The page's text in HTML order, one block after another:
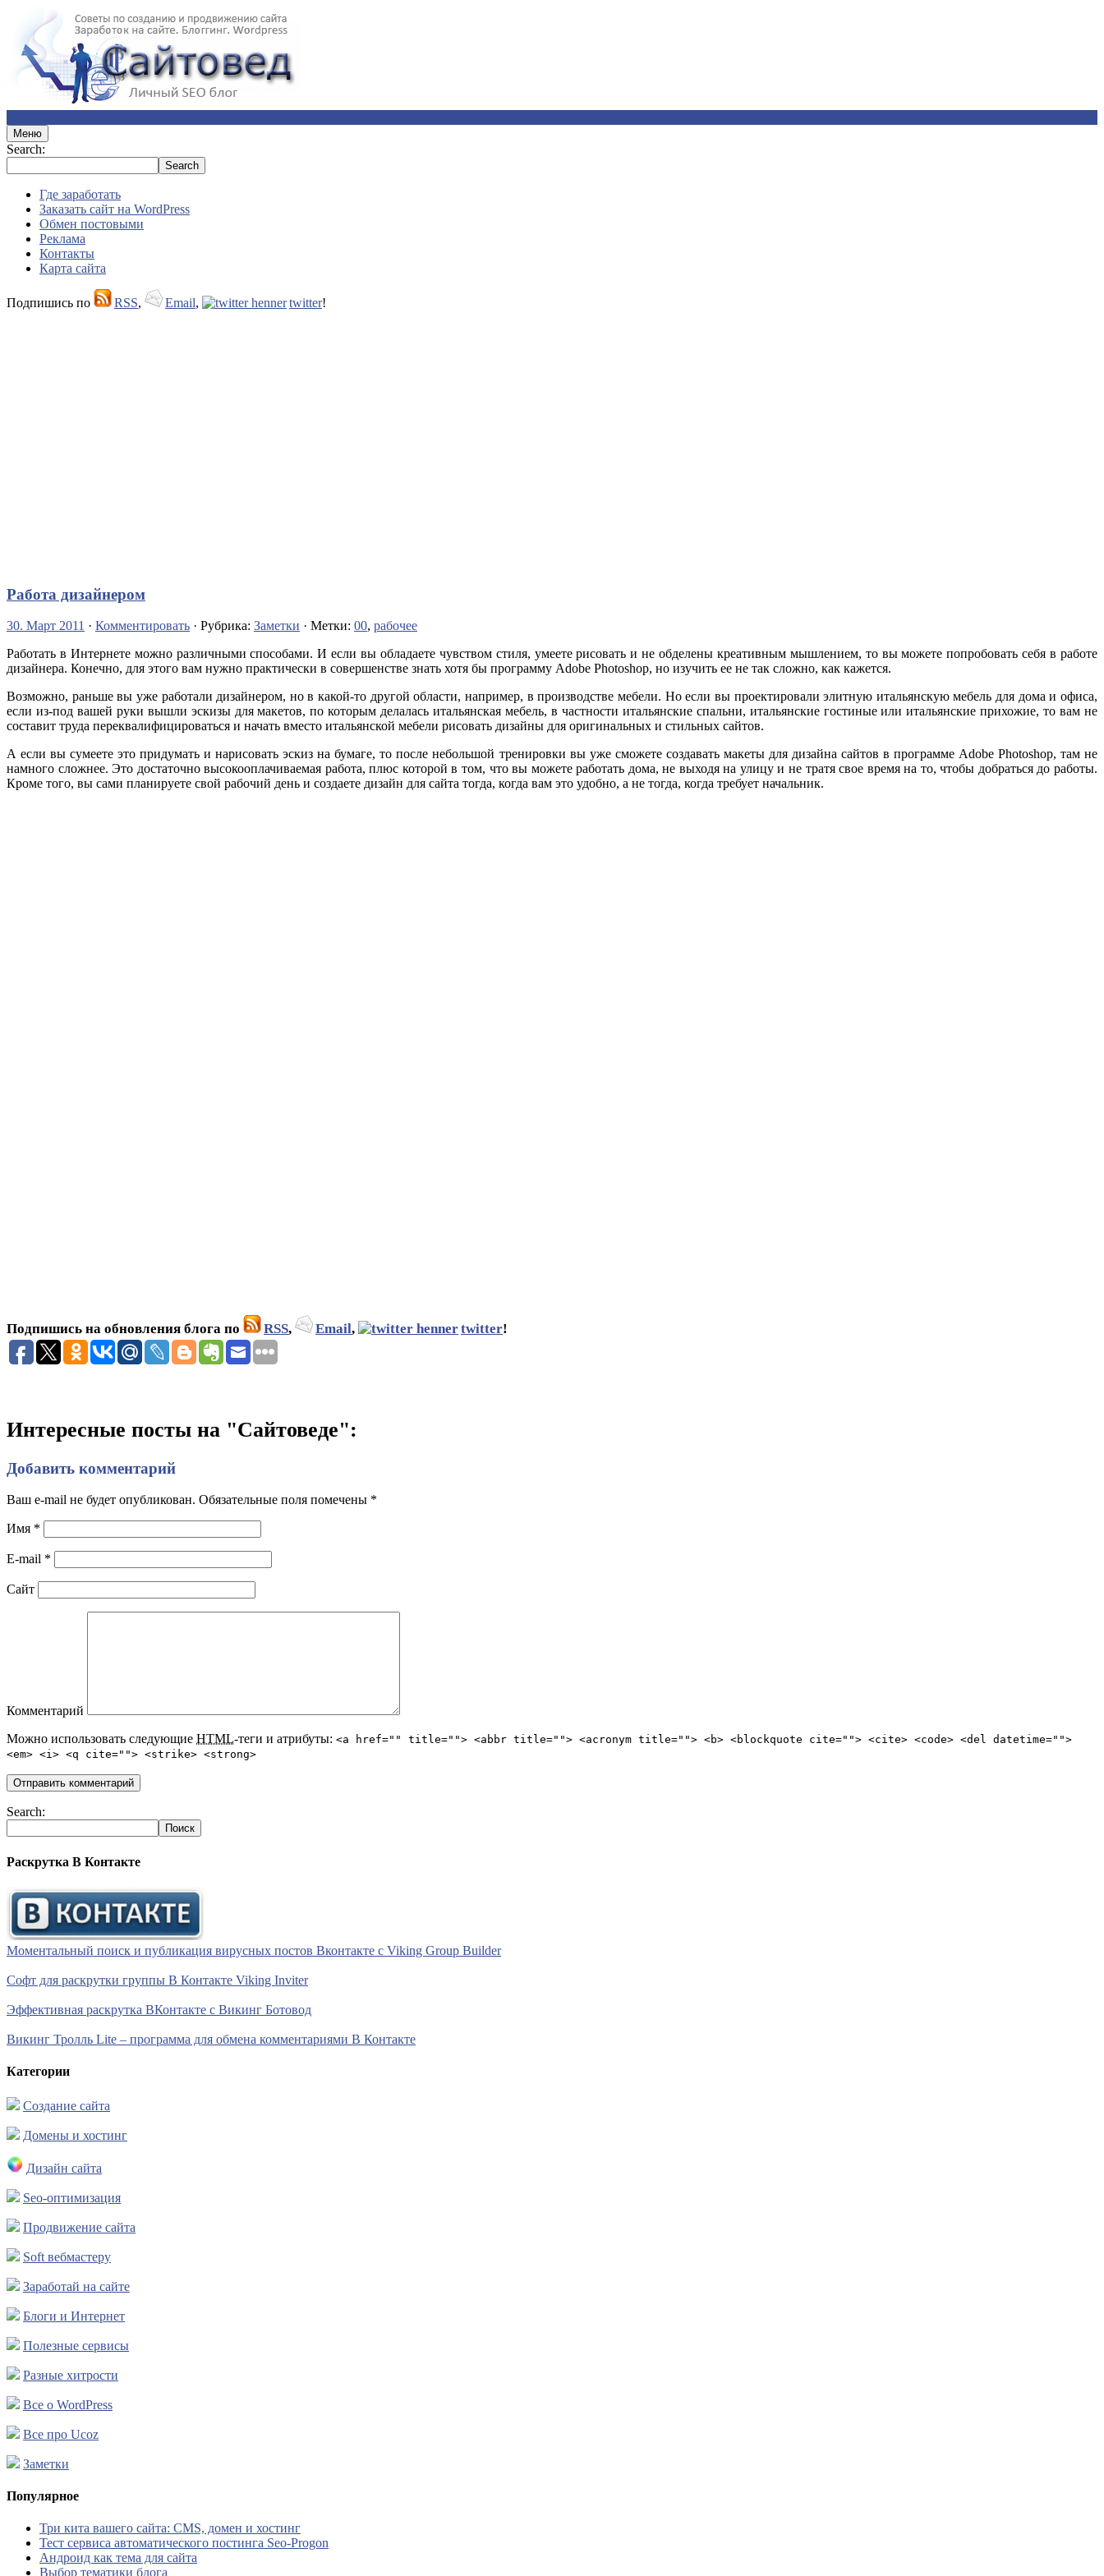
Меню
Search:
Где заработать
Заказать сайт на WordPress
Обмен постовыми
Реклама
Контакты
Карта сайта
Подпишись по RSS, Email, twitter!
Работа дизайнером
30. Март 2011 · Комментировать · Рубрика: Заметки · Метки: 00, рабочее
Работать в Интернете можно различными способами. И если вы обладаете чувством стиля, умеете рисовать и не обделены креативным мышлением, то вы можете попробовать себя в работе
дизайнера. Конечно, для этого вам нужно практически в совершенстве знать хотя бы программу Adobe Photoshop, но изучить ее не так сложно, как кажется.
Возможно, раньше вы уже работали дизайнером, но в какой-то другой области, например, в производстве мебели. Но если вы проектировали элитную итальянскую мебель для дома и офиса,
если из-под вашей руки вышли эскизы для макетов, по которым делалась итальянская мебель, в частности итальянские спальни, итальянские гостиные или итальянские прихожие, то вам не
составит труда переквалифицироваться и начать вместо итальянской мебели рисовать дизайны для оригинальных и стильных сайтов.
А если вы сумеете это придумать и нарисовать эскиз на бумаге, то после небольшой тренировки вы уже сможете создавать макеты для дизайна сайтов в программе Adobe Photoshop, там не
намного сложнее. Это достаточно высокооплачиваемая работа, плюс которой в том, что вы можете работать дома, не выходя на улицу и не тратя свое время на то, чтобы добраться до работы.
Кроме того, вы сами планируете свой рабочий день и создаете дизайн для сайта тогда, когда вам это удобно, а не тогда, когда требует начальник.
Подпишись на обновления блога по RSS, Email, twitter!
Интересные посты на "Сайтоведе":
Добавить комментарий
Ваш e-mail не будет опубликован. Обязательные поля помечены *
Имя *
E-mail *
Сайт
Комментарий
Можно использовать следующие HTML-теги и атрибуты: <a href="" title=""> <abbr title=""> <acronym title=""> <b> <blockquote cite=""> <cite> <code> <del datetime="">
<em> <i> <q cite=""> <strike> <strong>
Search:
Раскрутка В Контакте
Моментальный поиск и публикация вирусных постов Вконтакте с Viking Group Builder
Софт для раскрутки группы В Контакте Viking Inviter
Эффективная раскрутка ВКонтакте с Викинг Ботовод
Викинг Тролль Lite – программа для обмена комментариями В Контакте
Категории
Создание сайта
Домены и хостинг
Дизайн сайта
Seo-оптимизация
Продвижение сайта
Soft вебмастеру
Заработай на сайте
Блоги и Интернет
Полезные сервисы
Разные хитрости
Все о WordPress
Все про Ucoz
Заметки
Популярное
Три кита вашего сайта: CMS, домен и хостинг
Тест сервиса автоматического постинга Seo-Progon
Андроид как тема для сайта
Выбор тематики блога